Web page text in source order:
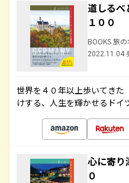
道しるべ
１００
BOOKS 旅
2022.11.04
世界を４０年以上歩いてきた
けする、人生を輝かせるドイ
心に寄り
０